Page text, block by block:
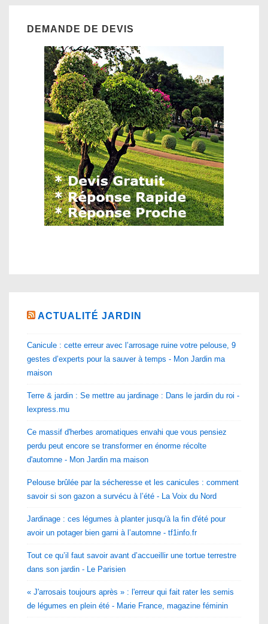
DEMANDE DE DEVIS
ACTUALITÉ JARDIN
Canicule : cette erreur avec l’arrosage ruine votre pelouse, 9
gestes d’experts pour la sauver à temps - Mon Jardin ma
maison
Terre & jardin : Se mettre au jardinage : Dans le jardin du roi -
lexpress.mu
Ce massif d'herbes aromatiques envahi que vous pensiez
perdu peut encore se transformer en énorme récolte
d'automne - Mon Jardin ma maison
Pelouse brûlée par la sécheresse et les canicules : comment
savoir si son gazon a survécu à l’été - La Voix du Nord
Jardinage : ces légumes à planter jusqu'à la fin d'été pour
avoir un potager bien garni à l’automne - tf1info.fr
Tout ce qu’il faut savoir avant d’accueillir une tortue terrestre
dans son jardin - Le Parisien
« J'arrosais toujours après » : l'erreur qui fait rater les semis
de légumes en plein été - Marie France, magazine féminin